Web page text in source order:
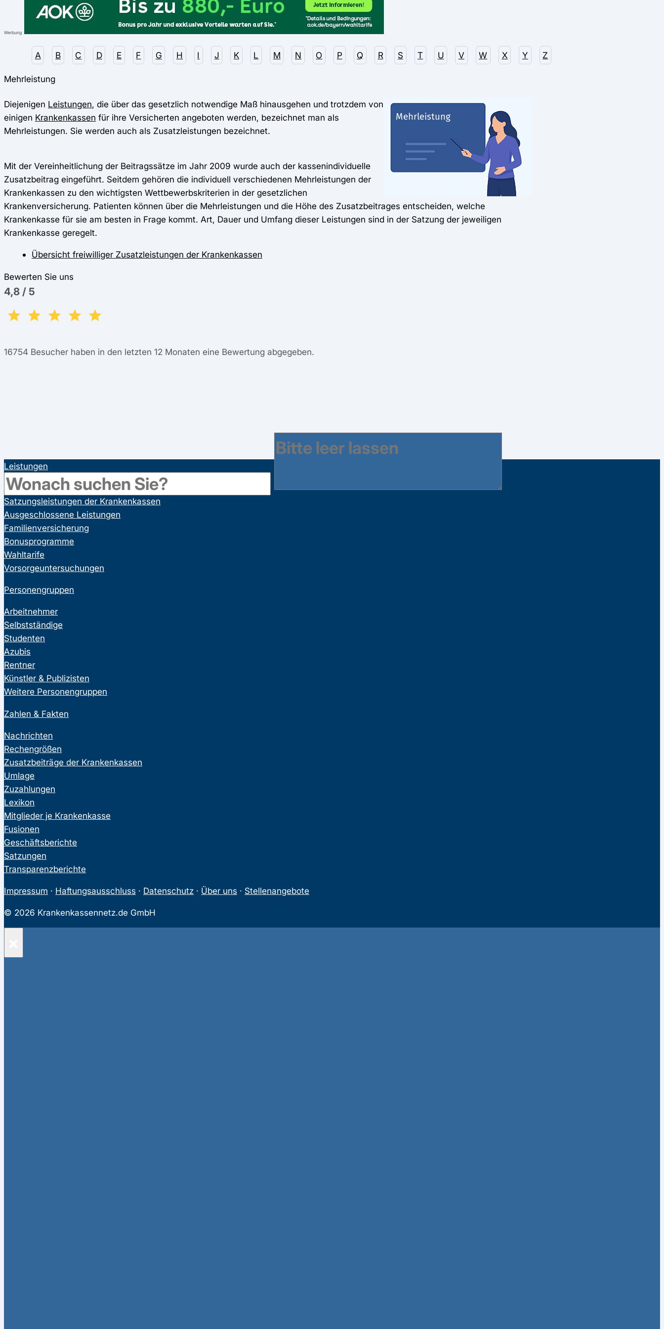
Werbung
A B C D E F G H I J K L M N O P Q R S T U V W X Y Z
Mehrleistung
Diejenigen Leistungen, die über das gesetzlich notwendige Maß hinausgehen und trotzdem von
einigen Krankenkassen für ihre Versicherten angeboten werden, bezeichnet man als
Mehrleistungen. Sie werden auch als Zusatzleistungen bezeichnet.
Mit der Vereinheitlichung der Beitragssätze im Jahr 2009 wurde auch der kassenindividuelle
Zusatzbeitrag eingeführt. Seitdem gehören die individuell verschiedenen Mehrleistungen der
Krankenkassen zu den wichtigsten Wettbewerbskriterien in der gesetzlichen
Krankenversicherung. Patienten können über die Mehrleistungen und die Höhe des Zusatzbeitrages entscheiden, welche
Krankenkasse für sie am besten in Frage kommt. Art, Dauer und Umfang dieser Leistungen sind in der Satzung der jeweiligen
Krankenkasse geregelt.
Übersicht freiwilliger Zusatzleistungen der Krankenkassen
Bewerten Sie uns
4,8 / 5
16754 Besucher haben in den letzten 12 Monaten eine Bewertung abgegeben.
Leistungen
Gesetzliche Leistungen der Krankenkassen
Satzungsleistungen der Krankenkassen
Ausgeschlossene Leistungen
Familienversicherung
Bonusprogramme
Wahltarife
Vorsorgeuntersuchungen
Personengruppen
Arbeitnehmer
Selbstständige
Studenten
Azubis
Rentner
Künstler & Publizisten
Weitere Personengruppen
Zahlen & Fakten
Nachrichten
Rechengrößen
Zusatzbeiträge der Krankenkassen
Umlage
Zuzahlungen
Lexikon
Mitglieder je Krankenkasse
Fusionen
Geschäftsberichte
Satzungen
Transparenzberichte
Impressum · Haftungsausschluss · Datenschutz · Über uns · Stellenangebote
© 2026 Krankenkassennetz.de GmbH